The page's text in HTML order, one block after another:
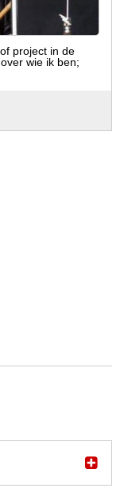
project in de
wie ik ben;